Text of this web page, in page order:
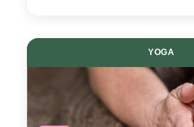
YOGA